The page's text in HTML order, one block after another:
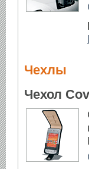
Чехлы
Чехол